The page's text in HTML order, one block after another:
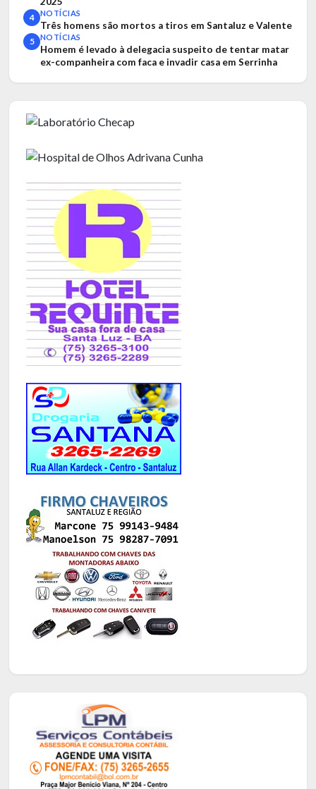
4 NOTÍCIAS
Três homens são mortos a tiros em Santaluz e Valente
5 NOTÍCIAS
Homem é levado à delegacia suspeito de tentar matar
ex-companheira com faca e invadir casa em Serrinha